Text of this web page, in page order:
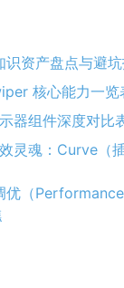
识资产盘点与避
核心能力一览
器组件深度对比
灵魂：Curve（
优（